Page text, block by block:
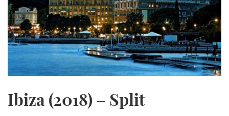
Ibiza (2018) – Split